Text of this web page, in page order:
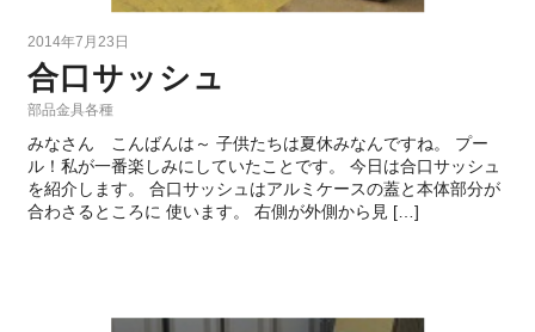
2014年7月23日
合口サッシュ
部品金具各種
みなさん こんばんは～ 子供たちは夏休みなんですね。 プー
ル！私が一番楽しみにしていたことです。 今日は合口サッシュ
を紹介します。 合口サッシュはアルミケースの蓋と本体部分が
合わさるところに 使います。 右側が外側から見 […]